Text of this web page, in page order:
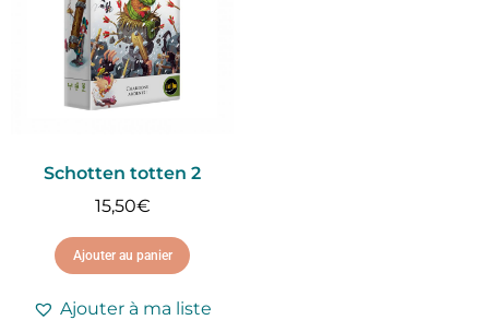
Schotten totten 2
15,50€
Ajouter au panier
Ajouter à ma liste